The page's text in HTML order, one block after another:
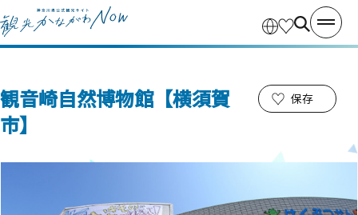
観音崎自然博物館【横須賀
市】
保存